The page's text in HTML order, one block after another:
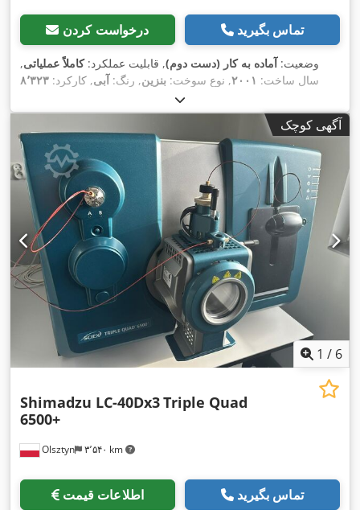
درخواست کردن تماس بگیرید
وضعیت:آماده به کار (دست دوم), قابلیت عملکرد:کاملاً عملیاتی,
سال ساخت: ۲۰۰۱, نوع سوخت: بنزین, رنگ:آبی, کارکرد: ۸٬۳۲۳
, وزن عملیاتی:
آگهی کوچک
1 / 6
Olsztyn ۳٬۵۴۰ km
Shimadzu LC-40Dx3Triple Quad
6500+
اطلاعات قیمت تماس بگیرید